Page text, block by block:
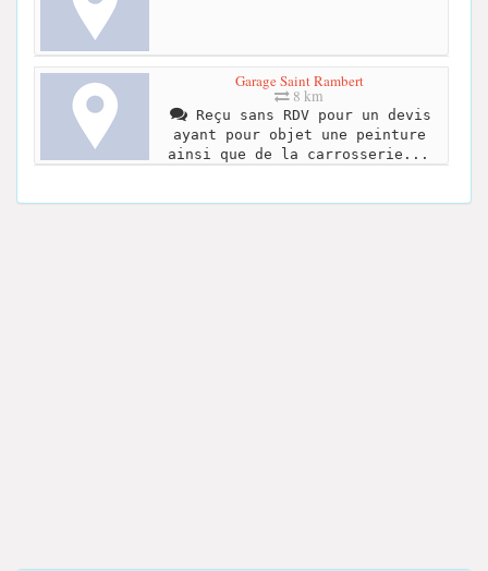
Garage Saint Rambert
8 km
Reçu sans RDV pour un devis
ayant pour objet une peinture
ainsi que de la carrosserie...